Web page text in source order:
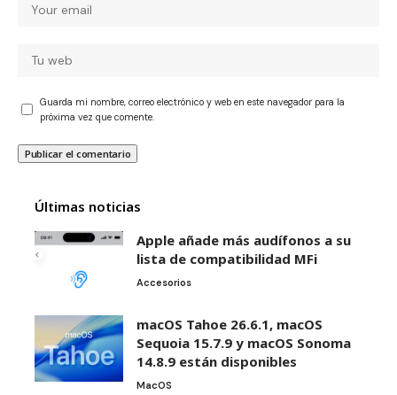
Guarda mi nombre, correo electrónico y web en este navegador para la
próxima vez que comente.
Últimas noticias
Apple añade más audífonos a su
lista de compatibilidad MFi
Accesorios
macOS Tahoe 26.6.1, macOS
Sequoia 15.7.9 y macOS Sonoma
14.8.9 están disponibles
MacOS